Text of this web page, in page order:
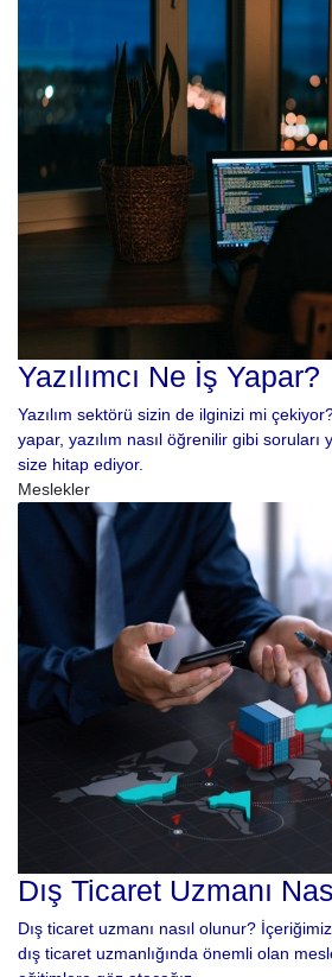
Yazılımcı Ne İş Yapar?
Yazılım sektörü sizin de ilginizi mi
yapar, yazılım nasıl öğrenilir gibi soruları
size hitap ediyor.
Meslekler
Dış Ticaret Uzmanı
Dış ticaret uzmanı nasıl olunur?
dış ticaret uzmanlığında önemli olan